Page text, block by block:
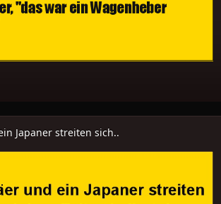
Japaner streiten sich..